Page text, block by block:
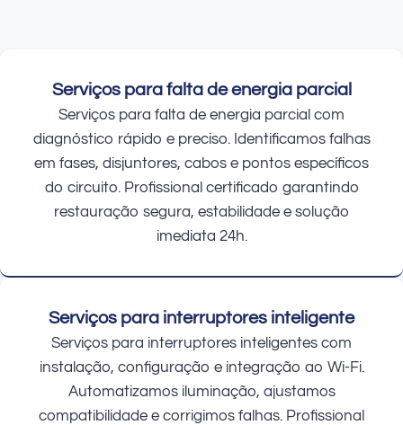
Serviços para falta de energia parcial
Serviços para falta de energia parcial com
diagnóstico rápido e preciso. Identificamos falhas
em fases, disjuntores, cabos e pontos específicos
do circuito. Profissional certificado garantindo
restauração segura, estabilidade e solução
imediata 24h.
Serviços para interruptores inteligente
Serviços para interruptores inteligentes com
instalação, configuração e integração ao Wi-Fi.
Automatizamos iluminação, ajustamos
compatibilidade e corrigimos falhas. Profissional